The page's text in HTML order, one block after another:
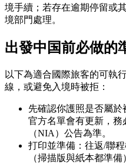
境手續；若存在逾期停留或
境部門處理。
出發中国前必做的
以下為適合國際旅客的可執
線，或避免入境時被拒：
先確認你護照是否屬於
官方名單會有更新，務
（NIA）公告為準。
打印並準備：往返/聯
（掃描版與紙本都準